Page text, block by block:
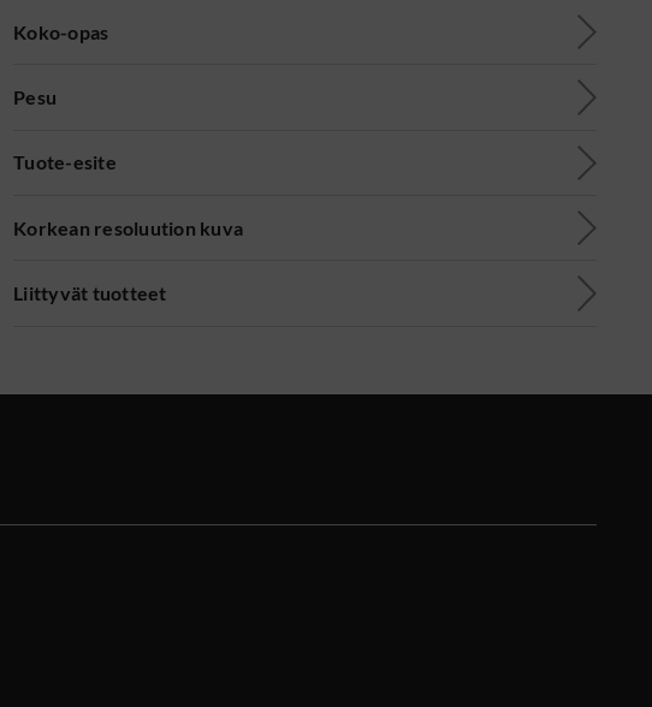
Koko-opas
Pesu
Tuote-esite
Korkean resoluution kuva
Liittyvät tuotteet